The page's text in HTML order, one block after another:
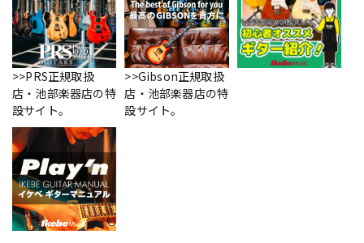
>>PRS正規取扱
店・池部楽器店の特
設サイト。
>>Gibson正規取扱
店・池部楽器店の特
設サイト。